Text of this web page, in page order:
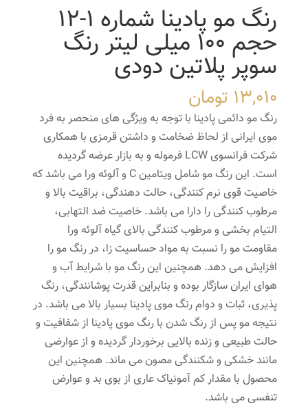
رنگ مو پادینا شماره 1-12
حجم 100 میلی لیتر رنگ
سوپر پلاتین دودی
13,010 تومان
رنگ مو دائمی پادینا با توجه به ویژگی های منحصر به فرد
موی ایرانی از لحاظ ضخامت و داشتن قرمزی با همکاری
شرکت فرانسوی LCW فرموله و به بازار عرضه گردیده
است. این رنگ مو شامل ویتامین C و آلوئه ورا می باشد که
خاصیت قوی نرم کنندگی، حالت دهندگی، براقیت بالا و
مرطوب کنندگی را دارا می باشد. خاصیت ضد التهابی،
التیام بخشی و مرطوب کنندگی بالای گیاه آلوئه ورا
مقاومت مو را نسبت به مواد حساسیت زا، در رنگ مو را
افزایش می دهد. همچنین این رنگ مو با شرایط آب و
هوای ایران سازگار بوده و بنابراین قدرت پوشانندگی، رنگ
پذیری، ثبات و دوام رنگ موی پادینا بسیار بالا می باشد. در
نتیجه مو پس از رنگ شدن با رنگ موی پادینا از شفافیت و
حالت طبیعی و زنده بالایی برخوردار گردیده و از عوارضی
مانند خشکی و شکنندگی مصون می ماند. همچنین این
محصول با مقدار کم آمونیاک عاری از بوی بد و عوارض
تنفسی می باشد.